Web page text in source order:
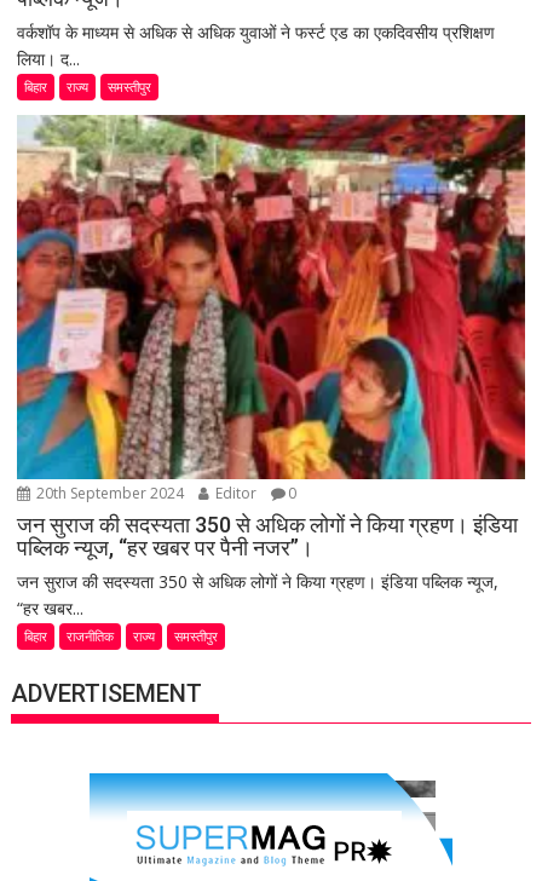
वर्कशॉप के माध्यम से अधिक से अधिक युवाओं ने फर्स्ट एड का एकदिवसीय प्रशिक्षण
लिया। द...
बिहार राज्य समस्तीपुर
20th September 2024 Editor 0
जन सुराज की सदस्यता 350 से अधिक लोगों ने किया ग्रहण। इंडिया
पब्लिक न्यूज, “हर खबर पर पैनी नजर”।
जन सुराज की सदस्यता 350 से अधिक लोगों ने किया ग्रहण। इंडिया पब्लिक न्यूज,
“हर खबर...
बिहार राजनीतिक राज्य समस्तीपुर
ADVERTISEMENT